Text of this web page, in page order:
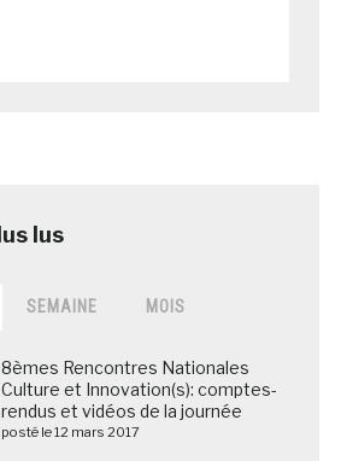
SEMAINE MOIS
8èmes Rencontres Nationales
Culture et Innovation(s): comptes-
rendus et vidéos de la journée
posté le 12 mars 2017